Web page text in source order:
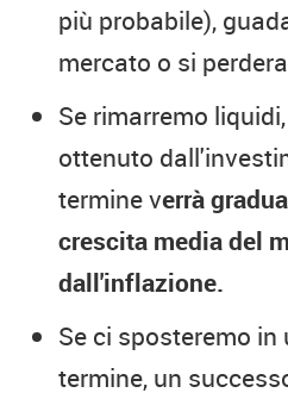
più probabile),
mercato o si
Se rimarremo
ottenuto
termine verrà
crescita media del
dall'inflazione.
Se ci sposteremo
termine, un